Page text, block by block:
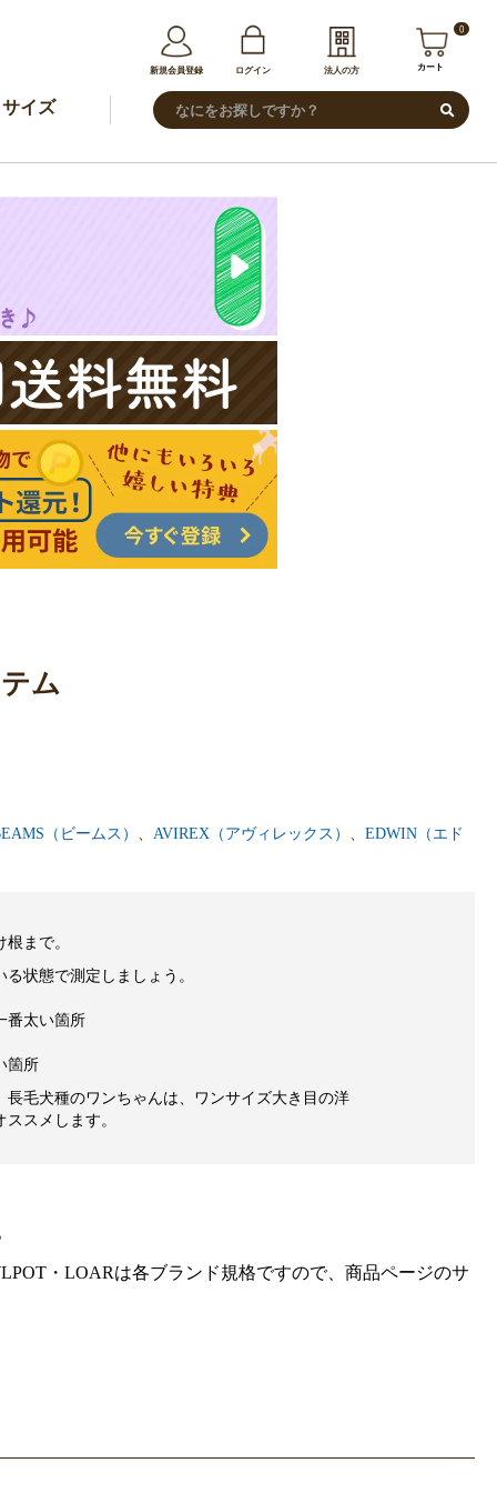
新規会員登録 ログイン 法人の方
0
カート
サイズ
ム
（ビームス） 、 AVIREX（アヴィレックス） 、 EDWIN（エド
まで。
状態で測定しましょう。
番太い箇所
箇所
毛犬種のワンちゃんは、ワンサイズ大き目の洋
スメします。
・LOARは各ブランド規格ですので、商品ページのサ